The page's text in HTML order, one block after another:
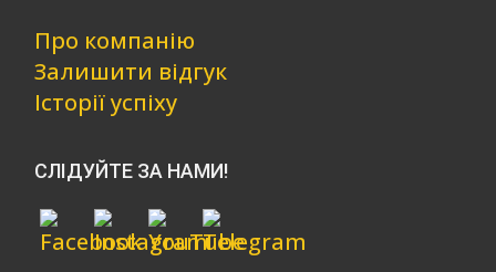
Про компанію
Залишити відгук
Історії успіху
СЛІДУЙТЕ ЗА НАМИ!